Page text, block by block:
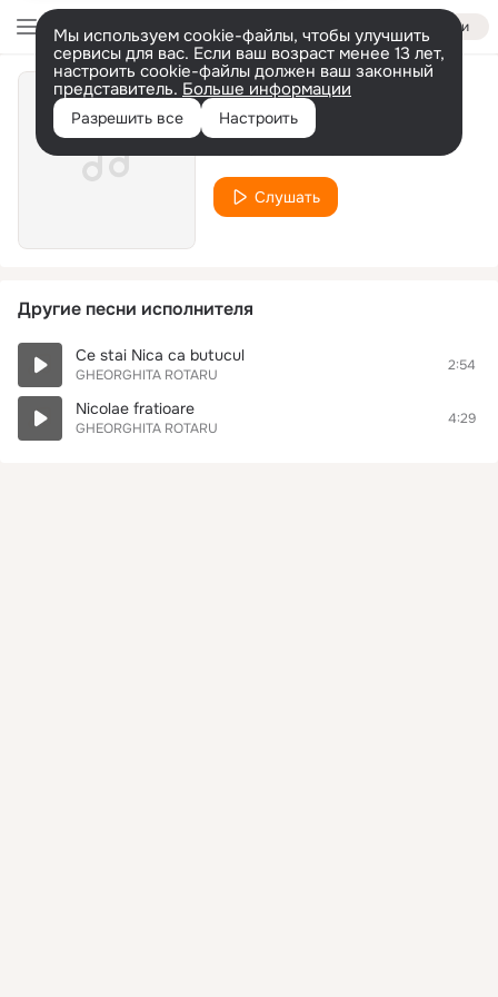
Войти
Мы используем cookie-файлы, чтобы улучшить
сервисы для вас. Если ваш возраст менее 13 лет,
настроить cookie-файлы должен ваш законный
представитель. Больше информации
Разрешить все Настроить
Ce te tii lele fudula
Слушать
Другие песни исполнителя
Ce stai Nica ca butucul
GHEORGHITA ROTARU
2:54
Nicolae fratioare
GHEORGHITA ROTARU
4:29